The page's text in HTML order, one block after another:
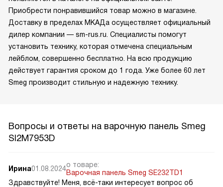
Приобрести понравившийся товар можно в магазине.
Доставку в пределах МКАДа осуществляет официальный
дилер компании — sm-rus.ru. Специалисты помогут
установить технику, которая отмечена специальным
лейблом, совершенно бесплатно. На всю продукцию
действует гарантия сроком до 1 года. Уже более 60 лет
Smeg производит стильную и надежную технику.
Вопросы и ответы на варочную панель Smeg
SI2M7953D
Ирина01.08.2024о товаре:
Варочная панель Smeg SE232TD1
Здравствуйте! Меня, всё-таки интересует вопрос об